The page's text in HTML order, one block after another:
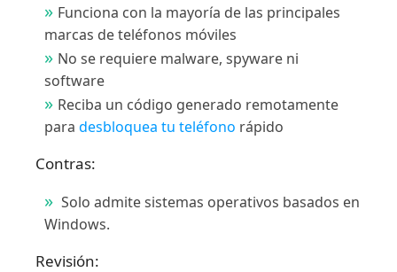
Funciona con la mayoría de las principales
marcas de teléfonos móviles
No se requiere malware, spyware ni
software
Reciba un código generado remotamente
para desbloquea tu teléfono rápido
Contras:
Solo admite sistemas operativos basados ​​en
Windows.
Revisión: